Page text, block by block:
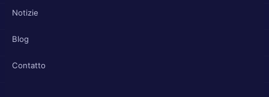
Notizie
Blog
Contatto